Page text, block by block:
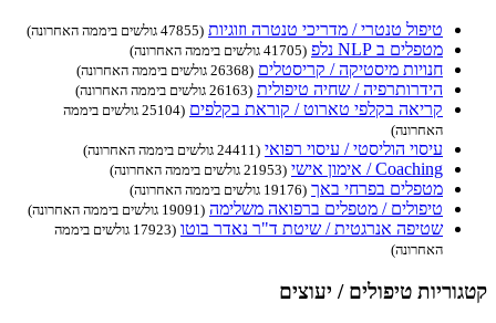
טיפול טנטרי / מדריכי טנטרה וזוגיות (47855 גולשים ביממה האחרונה)
מטפלים ב NLP נלפ (41705 גולשים ביממה האחרונה)
חנויות מיסטיקה / קריסטלים (26368 גולשים ביממה האחרונה)
הידרותרפיה / שחיה טיפולית (26163 גולשים ביממה האחרונה)
קריאה בקלפי טארוט / קוראת בקלפים
(25104 גולשים ביממה
האחרונה)
עיסוי הוליסטי / עיסוי רפואי (24411 גולשים ביממה האחרונה)
Coaching / אימון אישי (21953 גולשים ביממה האחרונה)
מטפלים בפרחי באך (19176 גולשים ביממה האחרונה)
טיפולים / מטפלים ברפואה משלימה (19091 גולשים ביממה האחרונה)
שטיפה אנרגטית / שיטת ד"ר נאדר בוטו
(17923 גולשים ביממה
האחרונה)
קטגוריות טיפולים / יעוצים